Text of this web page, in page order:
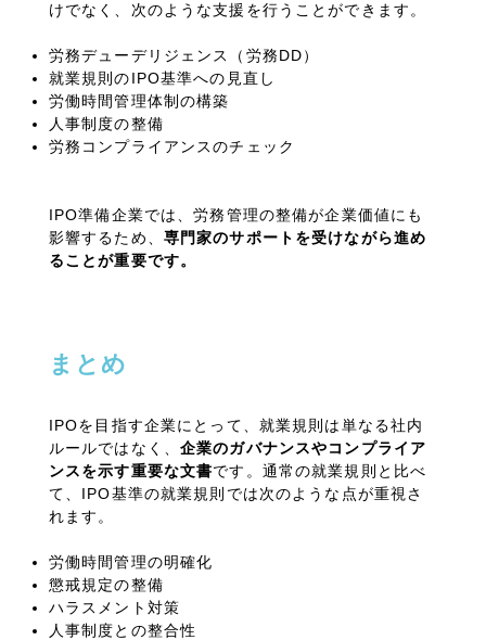
けでなく、次のような支援を行うことができます。
労務デューデリジェンス（労務DD）
就業規則のIPO基準への見直し
労働時間管理体制の構築
人事制度の整備
労務コンプライアンスのチェック
IPO準備企業では、労務管理の整備が企業価値にも
影響するため、 専門家のサポートを受けながら進め
ることが重要です。
まとめ
IPOを目指す企業にとって、就業規則は単なる社内
ルールではなく、 企業のガバナンスやコンプライア
ンスを示す重要な文書です。通常の就業規則と比べ
て、 IPO基準の就業規則では次のような点が重視さ
れます。
労働時間管理の明確化
懲戒規定の整備
ハラスメント対策
人事制度との整合性